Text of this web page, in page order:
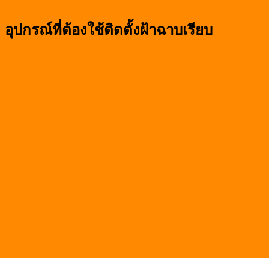
อุปกรณ์ที่ต้องใช้ติดตั้งฝ้าฉาบเรียบ